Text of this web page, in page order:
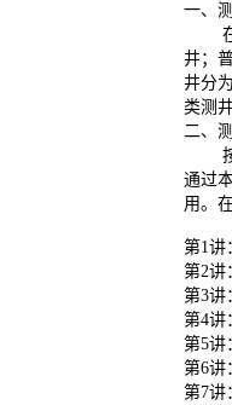
一、
在这
井；
井分
类测
二、
按储
通过
用。
第1讲
第2讲
第3讲
第4讲
第5讲
第6讲
第7讲